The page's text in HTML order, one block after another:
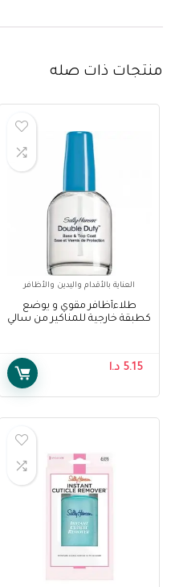
منتجات ذات صله
العناية بالأقدام واليدين والأظافر
طلاءأظافر مقوي و يوضع
كطبقة خارجية للمناكير من سالي
5.15 د.ا